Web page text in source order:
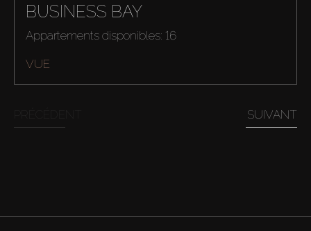
BUSINESS BAY
Appartements disponibles: 16
VUE
SUIVANT